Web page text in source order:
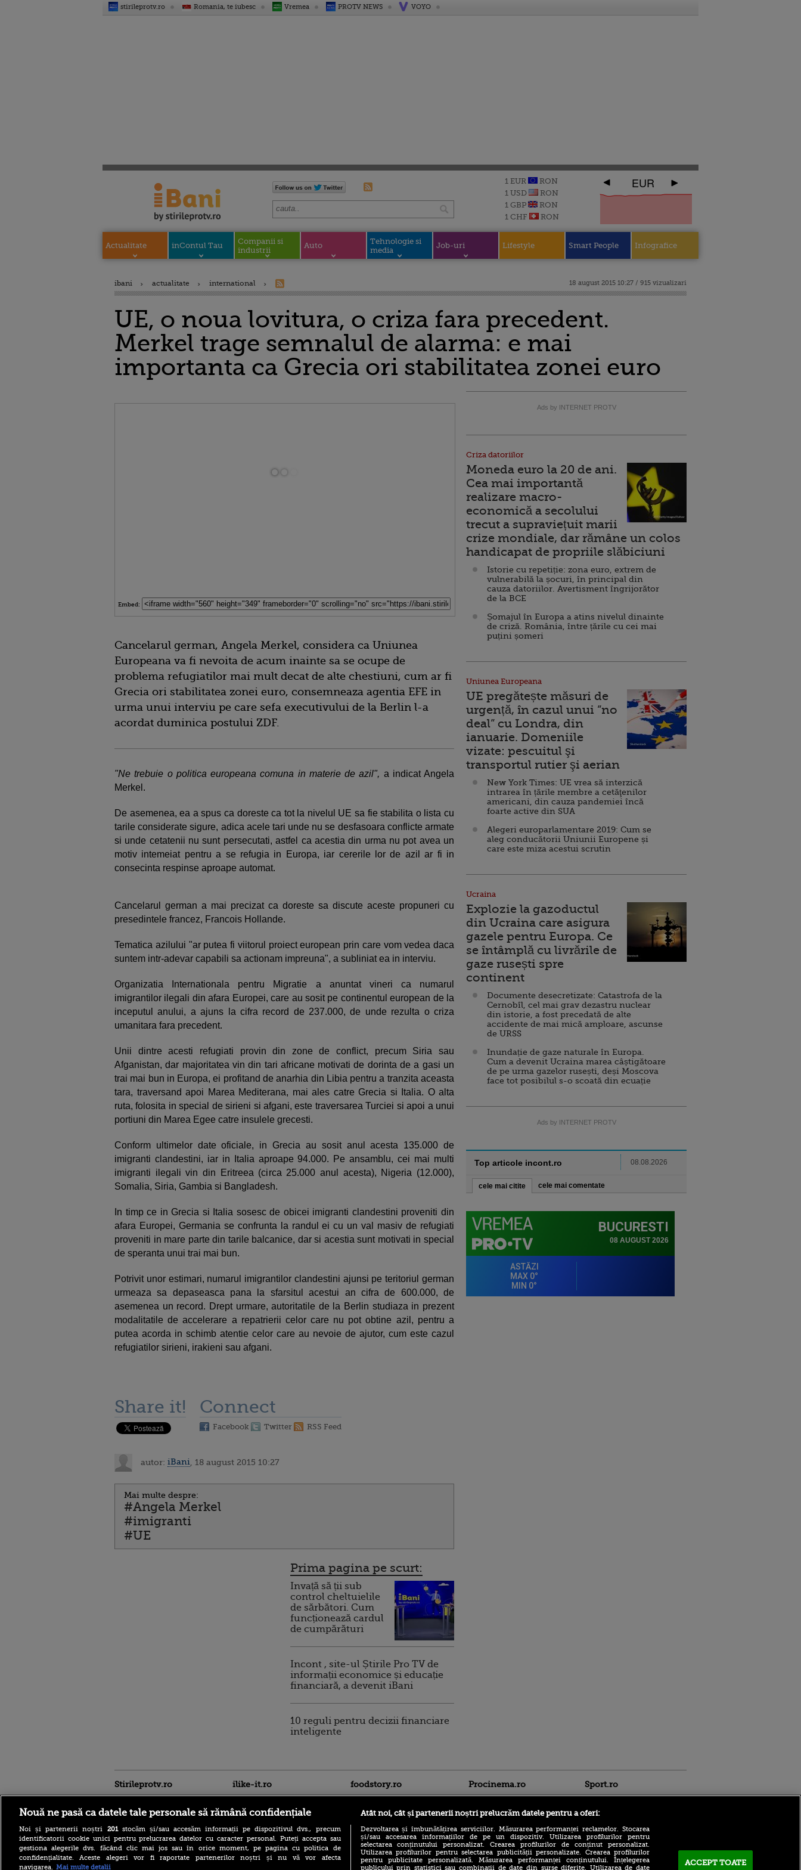
stirileprotv.ro Romania, te iubesc Vremea PROTV NEWS VOYO
1 EUR
RON
1 USD
RON
1 GBP
RON
1 CHF
RON
EUR
Actualitate inContul Tau
Companii si
industrii
Auto
Tehnologie si
media
Job-uri Lifestyle Smart People Infografice
ibani actualitate international 18 august 2015 10:27 / 915 vizualizari
UE, o noua lovitura, o criza fara precedent.
Merkel trage semnalul de alarma: e mai
importanta ca Grecia ori stabilitatea zonei euro
Embed:
Cancelarul german, Angela Merkel, considera ca Uniunea
Europeana va fi nevoita de acum inainte sa se ocupe de
problema refugiatilor mai mult decat de alte chestiuni, cum ar fi
Grecia ori stabilitatea zonei euro, consemneaza agentia EFE in
urma unui interviu pe care sefa executivului de la Berlin l-a
acordat duminica postului ZDF.
"Ne trebuie o politica europeana comuna in materie de azil", a indicat Angela
Merkel.
De asemenea, ea a spus ca doreste ca tot la nivelul UE sa fie stabilita o lista cu
tarile considerate sigure, adica acele tari unde nu se desfasoara conflicte armate
si unde cetatenii nu sunt persecutati, astfel ca acestia din urma nu pot avea un
motiv intemeiat pentru a se refugia in Europa, iar cererile lor de azil ar fi in
consecinta respinse aproape automat.
Cancelarul german a mai precizat ca doreste sa discute aceste propuneri cu
presedintele francez, Francois Hollande.
Tematica azilului "ar putea fi viitorul proiect european prin care vom vedea daca
suntem intr-adevar capabili sa actionam impreuna", a subliniat ea in interviu.
Organizatia Internationala pentru Migratie a anuntat vineri ca numarul
imigrantilor ilegali din afara Europei, care au sosit pe continentul european de la
inceputul anului, a ajuns la cifra record de 237.000, de unde rezulta o criza
umanitara fara precedent.
Unii dintre acesti refugiati provin din zone de conflict, precum Siria sau
Afganistan, dar majoritatea vin din tari africane motivati de dorinta de a gasi un
trai mai bun in Europa, ei profitand de anarhia din Libia pentru a tranzita aceasta
tara, traversand apoi Marea Mediterana, mai ales catre Grecia si Italia. O alta
ruta, folosita in special de sirieni si afgani, este traversarea Turciei si apoi a unui
portiuni din Marea Egee catre insulele grecesti.
Conform ultimelor date oficiale, in Grecia au sosit anul acesta 135.000 de
imigranti clandestini, iar in Italia aproape 94.000. Pe ansamblu, cei mai multi
imigranti ilegali vin din Eritreea (circa 25.000 anul acesta), Nigeria (12.000),
Somalia, Siria, Gambia si Bangladesh.
In timp ce in Grecia si Italia sosesc de obicei imigranti clandestini proveniti din
afara Europei, Germania se confrunta la randul ei cu un val masiv de refugiati
proveniti in mare parte din tarile balcanice, dar si acestia sunt motivati in special
de speranta unui trai mai bun.
Potrivit unor estimari, numarul imigrantilor clandestini ajunsi pe teritoriul german
urmeaza sa depaseasca pana la sfarsitul acestui an cifra de 600.000, de
asemenea un record. Drept urmare, autoritatile de la Berlin studiaza in prezent
modalitatile de accelerare a repatrierii celor care nu pot obtine azil, pentru a
putea acorda in schimb atentie celor care au nevoie de ajutor, cum este cazul
refugiatilor sirieni, irakieni sau afgani.
Share it! Connect
Facebook Twitter RSS Feed
autor: iBani , 18 august 2015 10:27
Mai multe despre:
#Angela Merkel
#imigranti
#UE
Prima pagina pe scurt:
Invață să ții sub
control cheltuielile
de sărbători. Cum
funcționează cardul
de cumpărături
Incont , site-ul Știrile Pro TV de
informații economice și educație
financiară, a devenit iBani
10 reguli pentru decizii financiare
inteligente
Ads by INTERNET PROTV
Criza datoriilor
Moneda euro la 20 de ani.
Cea mai importantă
realizare macro-
economică a secolului
trecut a supraviețuit marii
crize mondiale, dar rămâne un colos
handicapat de propriile slăbiciuni
Istorie cu repetiție: zona euro, extrem de
vulnerabilă la șocuri, în principal din
cauza datoriilor. Avertisment îngrijorător
de la BCE
Șomajul în Europa a atins nivelul dinainte
de criză. România, între țările cu cei mai
puțini șomeri
Uniunea Europeana
UE pregătește măsuri de
urgență, în cazul unui ”no
deal” cu Londra, din
ianuarie. Domeniile
vizate: pescuitul şi
transportul rutier şi aerian
New York Times: UE vrea să interzică
intrarea în țările membre a cetăţenilor
americani, din cauza pandemiei încă
foarte active din SUA
Alegeri europarlamentare 2019: Cum se
aleg conducătorii Uniunii Europene și
care este miza acestui scrutin
Ucraina
Explozie la gazoductul
din Ucraina care asigura
gazele pentru Europa. Ce
se întâmplă cu livrările de
gaze rusești spre
continent
Documente desecretizate: Catastrofa de la
Cernobîl, cel mai grav dezastru nuclear
din istorie, a fost precedată de alte
accidente de mai mică amploare, ascunse
de URSS
Inundație de gaze naturale în Europa.
Cum a devenit Ucraina marea câștigătoare
de pe urma gazelor rusești, deși Moscova
face tot posibilul s-o scoată din ecuație
Ads by INTERNET PROTV
Top articole incont.ro 08.08.2026
cele mai citite cele mai comentate
Stirileprotv.ro ilike-it.ro foodstory.ro Procinema.ro Sport.ro
Nouă ne pasă ca datele tale personale să rămână confidențiale
Noi și partenerii noștri 201stocăm și/sau accesăm informații pe dispozitivul dvs., precum
identificatorii cookie unici pentru prelucrarea datelor cu caracter personal. Puteți accepta sau
gestiona alegerile dvs. făcând clic mai jos sau în orice moment, pe pagina cu politica de
confidențialitate. Aceste alegeri vor fi raportate partenerilor noștri și nu vă vor afecta
navigarea. Mai multe detalii
Atât noi, cât și partenerii noștri prelucrăm datele pentru a oferi:
Dezvoltarea și îmbunătățirea serviciilor. Măsurarea performanței reclamelor. Stocarea
și/sau accesarea informațiilor de pe un dispozitiv. Utilizarea profilurilor pentru
selectarea conținutului personalizat. Crearea profilurilor de conținut personalizat.
Utilizarea profilurilor pentru selectarea publicității personalizate. Crearea profilurilor
pentru publicitate personalizată. Măsurarea performanței conținutului. Înțelegerea
publicului prin statistici sau combinații de date din surse diferite. Utilizarea de date
ACCEPT TOATE